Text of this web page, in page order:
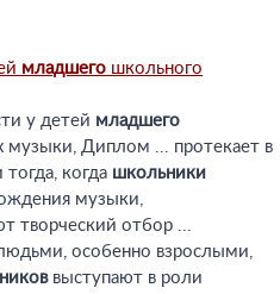
младшего школьного
у детей младшего
музыки, Диплом ... протекает в
когда школьники
музыки,
творческий отбор ...
особенно взрослыми,
выступают в роли